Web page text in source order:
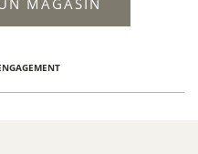
MAGASIN